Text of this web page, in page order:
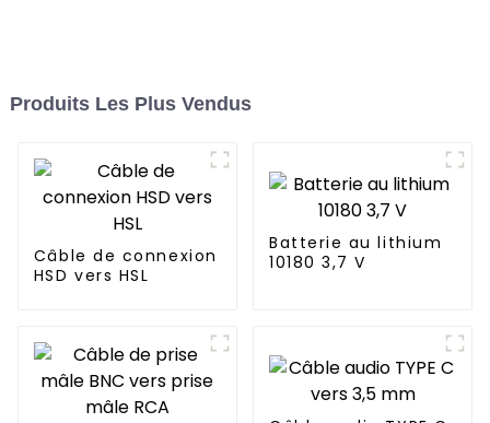
Produits Les Plus Vendus
Câble de connexion
HSD vers HSL
Batterie au lithium
10180 3,7 V